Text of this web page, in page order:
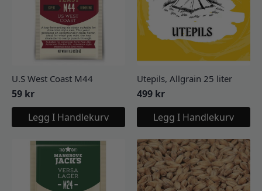
U.S West Coast M44
59 kr
Legg I Handlekurv
Utepils, Allgrain 25 liter
499 kr
Legg I Handlekurv